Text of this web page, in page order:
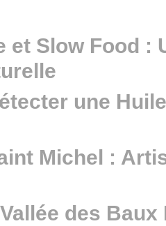
et Slow Food :
une
Michel :
des Baux